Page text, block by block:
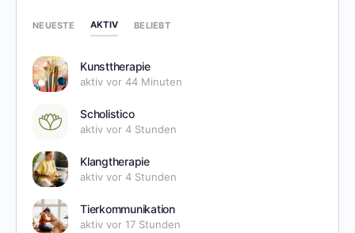
NEUESTE AKTIV BELIEBT
Kunsttherapie
aktiv vor 44 Minuten
Scholistico
aktiv vor 4 Stunden
Klangtherapie
aktiv vor 4 Stunden
Tierkommunikation
aktiv vor 17 Stunden